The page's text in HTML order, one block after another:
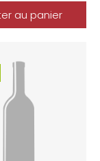
au panier